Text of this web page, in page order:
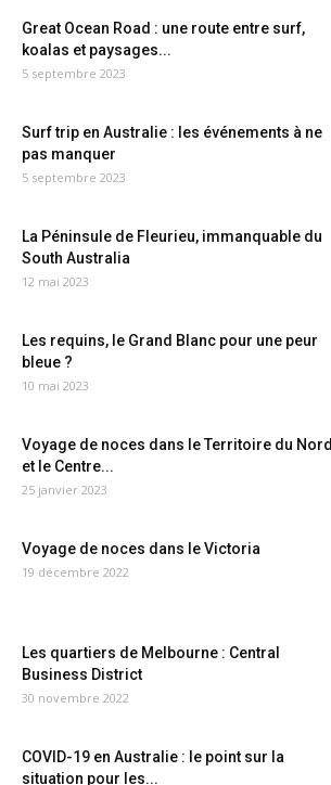
Great Ocean Road : une route entre surf,
koalas et paysages...
5 septembre 2023
Surf trip en Australie : les événements à ne
pas manquer
5 septembre 2023
La Péninsule de Fleurieu, immanquable du
South Australia
12 mai 2023
Les requins, le Grand Blanc pour une peur
bleue ?
10 mai 2023
Voyage de noces dans le Territoire du Nord
et le Centre...
25 janvier 2023
Voyage de noces dans le Victoria
19 décembre 2022
Les quartiers de Melbourne : Central
Business District
30 novembre 2022
COVID-19 en Australie : le point sur la
situation pour les...